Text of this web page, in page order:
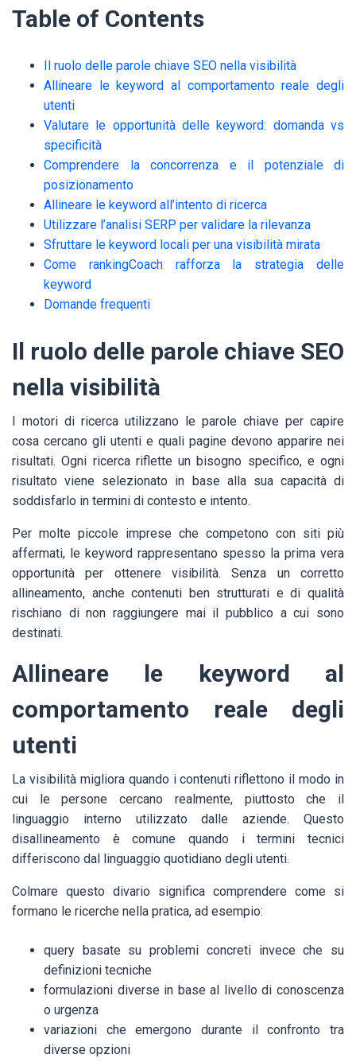
Table of Contents
Il ruolo delle parole chiave SEO nella visibilità
Allineare le keyword al comportamento reale degli
utenti
Valutare le opportunità delle keyword: domanda vs
specificità
Comprendere la concorrenza e il potenziale di
posizionamento
Allineare le keyword all’intento di ricerca
Utilizzare l’analisi SERP per validare la rilevanza
Sfruttare le keyword locali per una visibilità mirata
Come rankingCoach rafforza la strategia delle
keyword
Domande frequenti
Il ruolo delle parole chiave SEO
nella visibilità
I motori di ricerca utilizzano le parole chiave per capire
cosa cercano gli utenti e quali pagine devono apparire nei
risultati. Ogni ricerca riflette un bisogno specifico, e ogni
risultato viene selezionato in base alla sua capacità di
soddisfarlo in termini di contesto e intento.
Per molte piccole imprese che competono con siti più
affermati, le keyword rappresentano spesso la prima vera
opportunità per ottenere visibilità. Senza un corretto
allineamento, anche contenuti ben strutturati e di qualità
rischiano di non raggiungere mai il pubblico a cui sono
destinati.
Allineare le keyword al
comportamento reale degli
utenti
La visibilità migliora quando i contenuti riflettono il modo in
cui le persone cercano realmente, piuttosto che il
linguaggio interno utilizzato dalle aziende. Questo
disallineamento è comune quando i termini tecnici
differiscono dal linguaggio quotidiano degli utenti.
Colmare questo divario significa comprendere come si
formano le ricerche nella pratica, ad esempio:
query basate su problemi concreti invece che su
definizioni tecniche
formulazioni diverse in base al livello di conoscenza
o urgenza
variazioni che emergono durante il confronto tra
diverse opzioni